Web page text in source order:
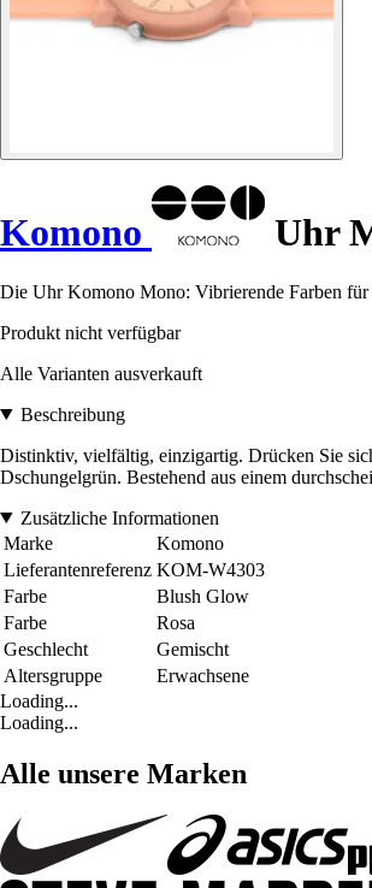
Komono Uhr
Die Uhr Komono Mono: Vibrierende Farben
Produkt nicht verfügbar
Alle Varianten ausverkauft
Beschreibung
Distinktiv, vielfältig, einzigartig. Drücken Sie
Dschungelgrün. Bestehend aus einem
Zusätzliche Informationen
Marke
Komono
Lieferantenreferenz KOM-W4303
Farbe
Blush Glow
Farbe
Rosa
Geschlecht
Gemischt
Altersgruppe
Erwachsene
Loading...
Loading...
Alle unsere Marken